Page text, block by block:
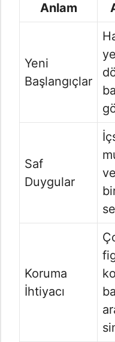
Anlam
Yeni
Başlangıçlar
Saf
Duygular
Koruma
İhtiyacı